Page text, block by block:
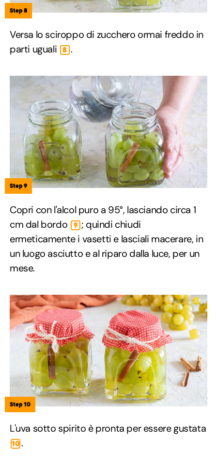
Step 8
Versa lo sciroppo di zucchero ormai freddo in
parti uguali
8 .
Step 9
Copri con l'alcol puro a 95°, lasciando circa 1
cm dal bordo
9 ; quindi chiudi
ermeticamente i vasetti e lasciali macerare, in
un luogo asciutto e al riparo dalla luce, per un
mese.
Step 10
L'uva sotto spirito è pronta per essere gustata
10 .